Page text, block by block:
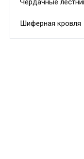
Чердачные
Шиферная кровля